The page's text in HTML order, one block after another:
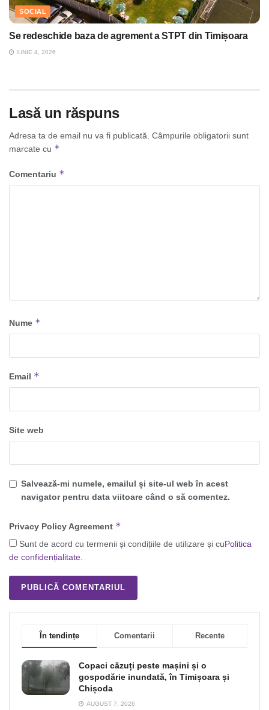
SOCIAL
Se redeschide baza de agrement a STPT din Timișoara
IUNIE 4, 2026
Lasă un răspuns
Adresa ta de email nu va fi publicată. Câmpurile obligatorii sunt
marcate cu *
Comentariu *
Nume *
Email *
Site web
Salvează-mi numele, emailul și site-ul web în acest
navigator pentru data viitoare când o să comentez.
Privacy Policy Agreement *
Sunt de acord cu termenii și condițiile de utilizare și cuPolitica
de confidențialitate.
În tendințe Comentarii Recente
Copaci căzuți peste mașini și o
gospodărie inundată, în Timișoara și
Chișoda
AUGUST 7, 2026